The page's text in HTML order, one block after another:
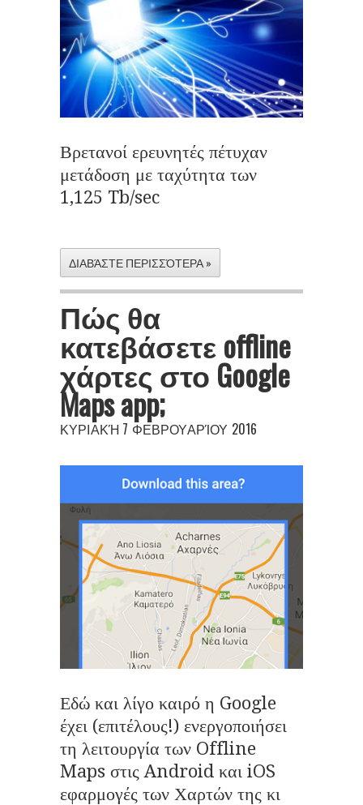
Βρετανοί ερευνητές πέτυχαν
μετάδοση με ταχύτητα των
1,125 Tb/sec
ΔΙΑΒΆΣΤΕ ΠΕΡΙΣΣΌΤΕΡΑ »
Πώς θα
κατεβάσετε offline
χάρτες στο Google
Maps app;
ΚΥΡΙΑΚΉ 7 ΦΕΒΡΟΥΑΡΊΟΥ 2016
Εδώ και λίγο καιρό η Google
έχει (επιτέλους!) ενεργοποιήσει
τη λειτουργία των Offline
Maps στις Android και iOS
εφαρμογές των Χαρτών της κι